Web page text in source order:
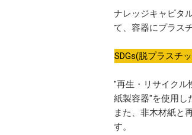
ナレッジキャピタ
て、容器にプラス
SDGs(脱プラスチ
"再生・リサイクル
紙製容器"を使用し
また、非木材紙と
す。